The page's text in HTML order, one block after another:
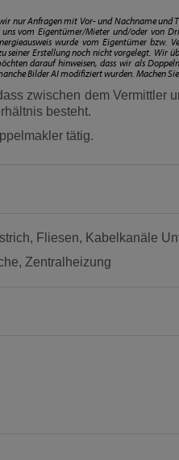
nur Anfragen mit Vor- und Nachname
vom Eigentümer/Mieter und/oder von
wurde vom Eigentümer
seiner Erstellung noch nicht vorgelegt. Wir
darauf hinweisen, dass wir als
Bilder AI modifiziert wurden. Machen
zwischen dem Vermittler
besteht.
tätig.
Fliesen Kabelkanäle
Zentralheizung